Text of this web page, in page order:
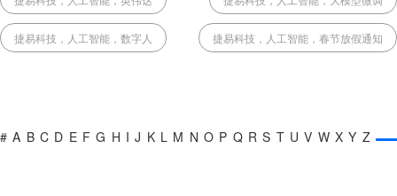
捷易科技，人工智能，数字人 捷易科技，人工智能，春节放假通知
# A B C D E F G H I J K L M N O P Q R S T U V W X Y Z